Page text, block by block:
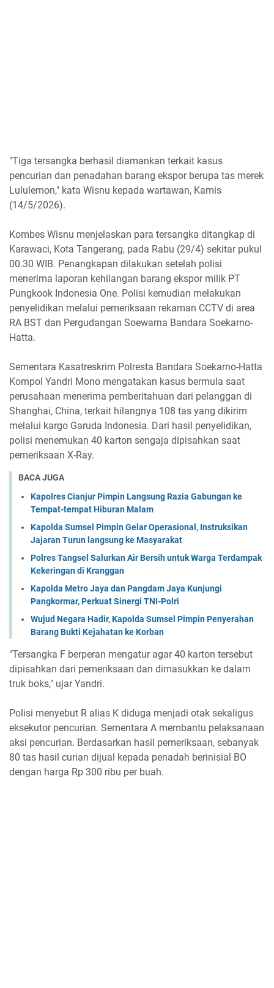
"Tiga tersangka berhasil diamankan terkait kasus
pencurian dan penadahan barang ekspor berupa tas merek
Lululemon," kata Wisnu kepada wartawan, Kamis
(14/5/2026).
Kombes Wisnu menjelaskan para tersangka ditangkap di
Karawaci, Kota Tangerang, pada Rabu (29/4) sekitar pukul
00.30 WIB. Penangkapan dilakukan setelah polisi
menerima laporan kehilangan barang ekspor milik PT
Pungkook Indonesia One. Polisi kemudian melakukan
penyelidikan melalui pemeriksaan rekaman CCTV di area
RA BST dan Pergudangan Soewarna Bandara Soekarno-
Hatta.
Sementara Kasatreskrim Polresta Bandara Soekarno-Hatta
Kompol Yandri Mono mengatakan kasus bermula saat
perusahaan menerima pemberitahuan dari pelanggan di
Shanghai, China, terkait hilangnya 108 tas yang dikirim
melalui kargo Garuda Indonesia. Dari hasil penyelidikan,
polisi menemukan 40 karton sengaja dipisahkan saat
pemeriksaan X-Ray.
BACA JUGA
Kapolres Cianjur Pimpin Langsung Razia Gabungan ke
Tempat-tempat Hiburan Malam
Kapolda Sumsel Pimpin Gelar Operasional, Instruksikan
Jajaran Turun langsung ke Masyarakat
Polres Tangsel Salurkan Air Bersih untuk Warga Terdampak
Kekeringan di Kranggan
Kapolda Metro Jaya dan Pangdam Jaya Kunjungi
Pangkormar, Perkuat Sinergi TNI-Polri
Wujud Negara Hadir, Kapolda Sumsel Pimpin Penyerahan
Barang Bukti Kejahatan ke Korban
"Tersangka F berperan mengatur agar 40 karton tersebut
dipisahkan dari pemeriksaan dan dimasukkan ke dalam
truk boks," ujar Yandri.
Polisi menyebut R alias K diduga menjadi otak sekaligus
eksekutor pencurian. Sementara A membantu pelaksanaan
aksi pencurian. Berdasarkan hasil pemeriksaan, sebanyak
80 tas hasil curian dijual kepada penadah berinisial BO
dengan harga Rp 300 ribu per buah.